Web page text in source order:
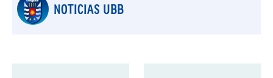
NOTICIAS UBB